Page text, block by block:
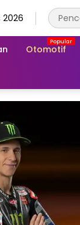
Otomotif